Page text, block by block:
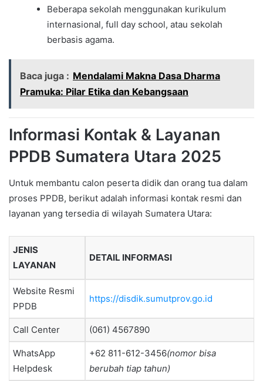
Beberapa sekolah menggunakan kurikulum
internasional, full day school, atau sekolah
berbasis agama.
Baca juga : Mendalami Makna Dasa Dharma
Pramuka: Pilar Etika dan Kebangsaan
Informasi Kontak & Layanan
PPDB Sumatera Utara 2025
Untuk membantu calon peserta didik dan orang tua dalam
proses PPDB, berikut adalah informasi kontak resmi dan
layanan yang tersedia di wilayah Sumatera Utara:
JENIS
LAYANAN
DETAIL INFORMASI
Website Resmi
PPDB
https://disdik.sumutprov.go.id
Call Center (061) 4567890
WhatsApp
Helpdesk
+62 811-612-3456(nomor bisa
berubah tiap tahun)